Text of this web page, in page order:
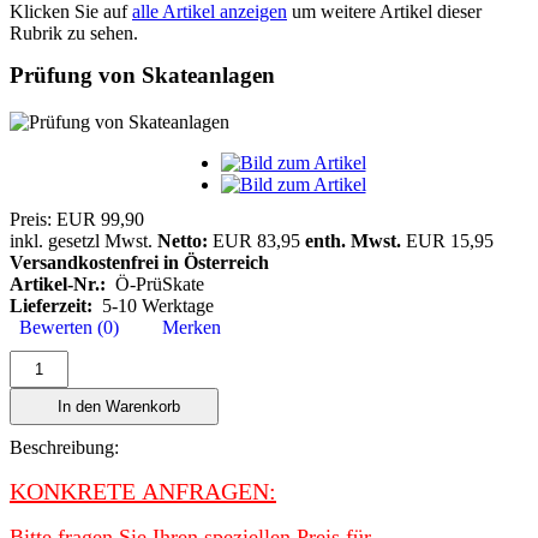
Klicken Sie aufalle Artikel anzeigen um weitere Artikel dieser
Rubrik zu sehen.
Prüfung von Skateanlagen
Preis: EUR 99,90
inkl. gesetzl Mwst. Netto: EUR 83,95 enth. Mwst. EUR 15,95
Versandkostenfrei in Österreich
Artikel-Nr.: Ö-PrüSkate
Lieferzeit: 5-10 Werktage
Bewerten (0)
Merken
In den Warenkorb
Beschreibung:
KONKRETE ANFRAGEN: